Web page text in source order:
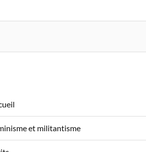
et militantisme